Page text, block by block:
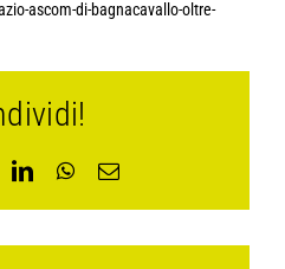
ascom-di-bagnacavallo-oltre-
LinkedInWhatsApp
Email